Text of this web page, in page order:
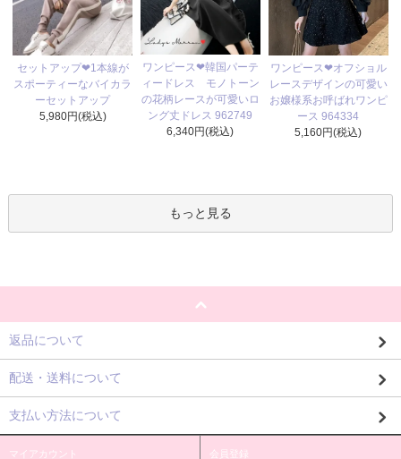
セットアップ❤1本線が
スポーティーなバイカラ
ーセットアップ
5,980円(税込)
ワンピース❤韓国パーテ
ィードレス モノトーン
の花柄レースが可愛いロ
ング丈ドレス 962749
6,340円(税込)
ワンピース❤オフショル
レースデザインの可愛い
お嬢様系お呼ばれワンピ
ース 964334
5,160円(税込)
もっと見る
返品について
配送・送料について
支払い方法について
マイアカウント 会員登録